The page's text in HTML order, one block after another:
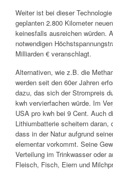
Weiter ist bei dieser
geplanten 2.800 Kilometer
keinesfalls ausreichen würden.
notwendigen
Milliarden € veranschlagt.
Alternativen, wie z.B. die
werden seit den 60er Jahren
dazu, das sich der Strompreis
kwh vervierfachen würde. Im
USA pro kwh bei 9 Cent. Auch
Lithiumbatterie scheitern
dass in der Natur aufgrund
elementar vorkommt. Seine
Verteilung im Trinkwasser oder
Fleisch, Fisch, Eiern und